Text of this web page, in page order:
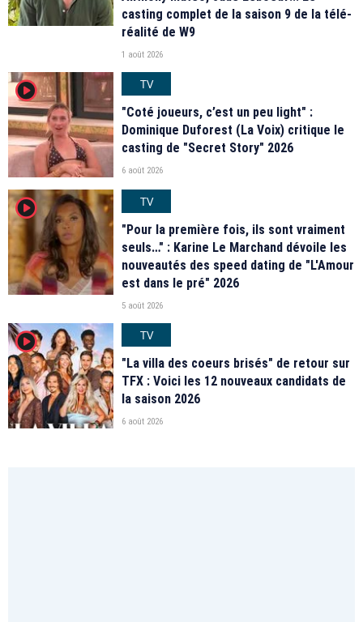
casting complet de la saison 9 de la télé-
réalité de W9
1 août 2026
player2
TV
"Coté joueurs, c’est un peu light" :
Dominique Duforest (La Voix) critique le
casting de "Secret Story" 2026
6 août 2026
player2
TV
"Pour la première fois, ils sont vraiment
seuls…" : Karine Le Marchand dévoile les
nouveautés des speed dating de "L'Amour
est dans le pré" 2026
5 août 2026
player2
TV
"La villa des coeurs brisés" de retour sur
TFX : Voici les 12 nouveaux candidats de
la saison 2026
6 août 2026